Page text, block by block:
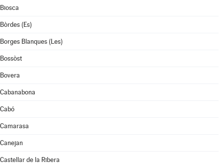
Biosca
Bòrdes (Es)
Borges Blanques (Les)
Bossòst
Bovera
Cabanabona
Cabó
Camarasa
Canejan
Castellar de la Ribera